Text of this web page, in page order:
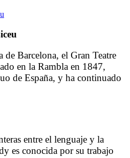
a medio camino entre ambos
Hani Mitwasi es un artista
y, sin duda alguna,
de Barcelona, ​​el Gran Teatre
en la Rambla en 1847,
de España, y ha continuado
y uno de los símbolos de la
entre el lenguaje y la
es conocida por su trabajo